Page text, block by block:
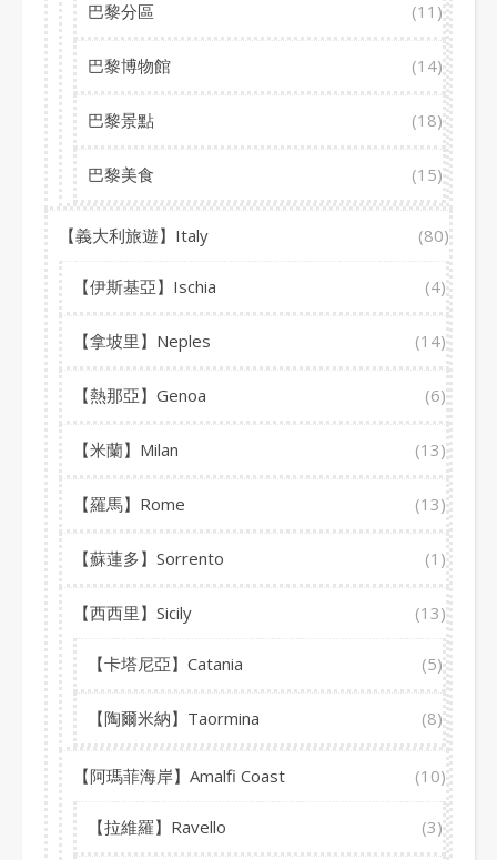
巴黎分區 (11)
巴黎博物館 (14)
巴黎景點 (18)
巴黎美食 (15)
【義大利旅遊】Italy (80)
【伊斯基亞】Ischia (4)
【拿坡里】Neples (14)
【熱那亞】Genoa (6)
【米蘭】Milan (13)
【羅馬】Rome (13)
【蘇蓮多】Sorrento (1)
【西西里】Sicily (13)
【卡塔尼亞】Catania (5)
【陶爾米納】Taormina (8)
【阿瑪菲海岸】Amalfi Coast (10)
【拉維羅】Ravello (3)